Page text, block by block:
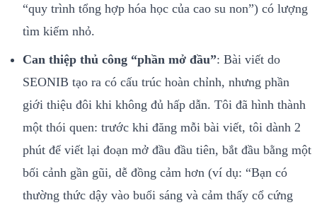
“quy trình tổng hợp hóa học của cao su non”) có lượng
tìm kiếm nhỏ.
Can thiệp thủ công “phần mở đầu”: Bài viết do
SEONIB tạo ra có cấu trúc hoàn chỉnh, nhưng phần
giới thiệu đôi khi không đủ hấp dẫn. Tôi đã hình thành
một thói quen: trước khi đăng mỗi bài viết, tôi dành 2
phút để viết lại đoạn mở đầu đầu tiên, bắt đầu bằng một
bối cảnh gần gũi, dễ đồng cảm hơn (ví dụ: “Bạn có
thường thức dậy vào buổi sáng và cảm thấy cổ cứng